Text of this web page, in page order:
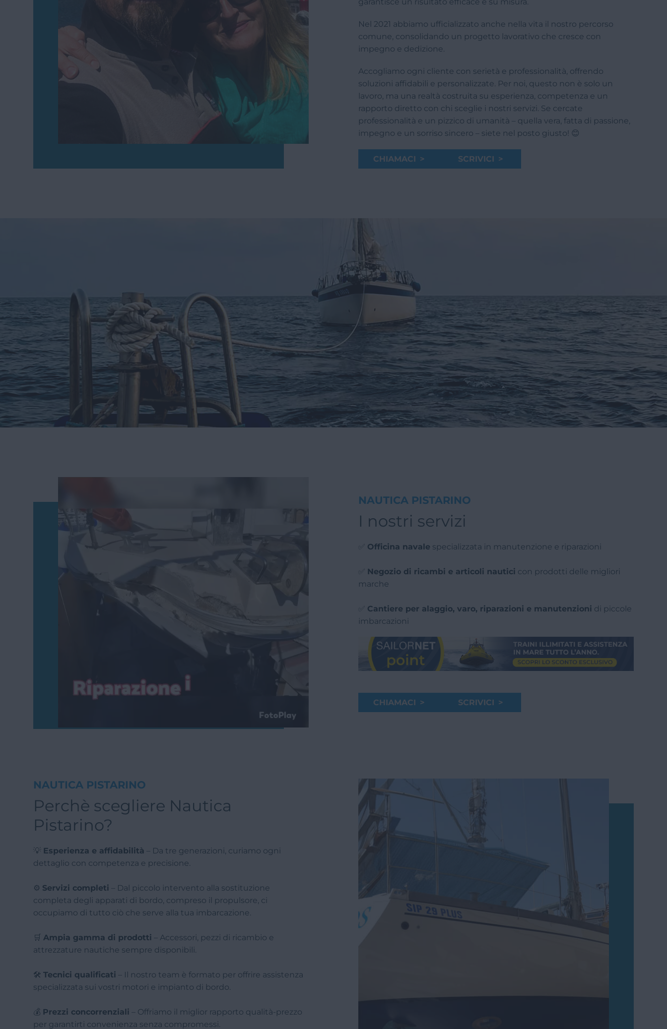
Nel 2021 abbiamo ufficializzato anche nella vita il nostro percorso
comune, consolidando un progetto lavorativo che cresce con
impegno e dedizione.
Accogliamo ogni cliente con serietà e professionalità, offrendo
soluzioni affidabili e personalizzate. Per noi, questo non è solo un
lavoro, ma una realtà costruita su esperienza, competenza e un
rapporto diretto con chi sceglie i nostri servizi. Se cercate
professionalità e un pizzico di umanità – quella vera, fatta di passione,
impegno e un sorriso sincero – siete nel posto giusto! 😊
CHIAMACI > SCRIVICI >
NAUTICA PISTARINO
I nostri servizi
Officina navale specializzata in manutenzione e riparazioni
Negozio di ricambi e articoli nautici con prodotti delle migliori
marche
Cantiere per alaggio, varo, riparazioni e manutenzioni di piccole
imbarcazioni
CHIAMACI > SCRIVICI >
NAUTICA PISTARINO
Perchè scegliere Nautica
Pistarino?
💡 Esperienza e affidabilità – Da tre generazioni, curiamo ogni
dettaglio con competenza e precisione.
⚙️ Servizi completi – Dal piccolo intervento alla sostituzione
completa degli apparati di bordo, compreso il propulsore, ci
occupiamo di tutto ciò che serve alla tua imbarcazione.
🛒Ampia gamma di prodotti – Accessori, pezzi di ricambio e
attrezzature nautiche sempre disponibili.
🛠️Tecnici qualificati – Il nostro team è formato per offrire assistenza
specializzata sui vostri motori e impianto di bordo.
💰 Prezzi concorrenziali – Offriamo il miglior rapporto qualità-prezzo
per garantirti convenienza senza compromessi.